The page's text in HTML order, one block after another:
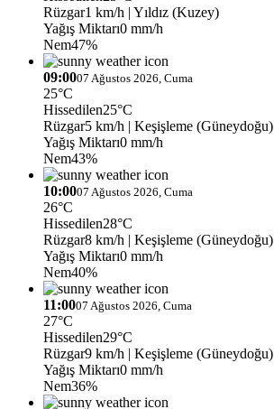
Rüzgar1 km/h | Yıldız (Kuzey)
Yağış Miktarı0 mm/h
Nem47%
09:0007 Ağustos 2026, Cuma
25°C
Hissedilen25°C
Rüzgar5 km/h | Keşişleme (Güneydoğu)
Yağış Miktarı0 mm/h
Nem43%
10:0007 Ağustos 2026, Cuma
26°C
Hissedilen28°C
Rüzgar8 km/h | Keşişleme (Güneydoğu)
Yağış Miktarı0 mm/h
Nem40%
11:0007 Ağustos 2026, Cuma
27°C
Hissedilen29°C
Rüzgar9 km/h | Keşişleme (Güneydoğu)
Yağış Miktarı0 mm/h
Nem36%